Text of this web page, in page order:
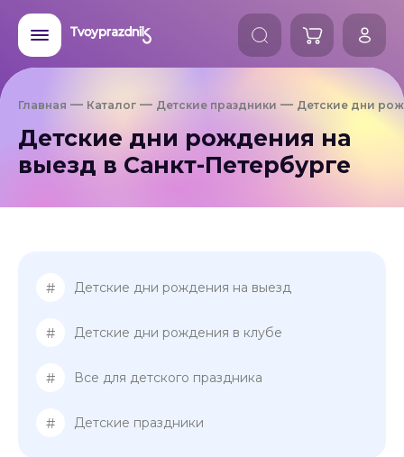
Главная Каталог Детские праздники Детские дни
Детские дни рождения на
выезд в Санкт-Петербурге
# Детские дни рождения на выезд
# Детские дни рождения в клубе
# Все для детского праздника
# Детские праздники